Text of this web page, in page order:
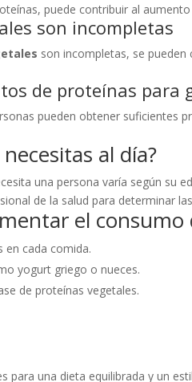
puede contribuir al
son incompletas
son incompletas, se
de proteínas para
pueden obtener suficientes
al día?
una persona varía según su
de la salud para determinar
el
en cada comida.
yogurt griego o nueces.
de proteínas vegetales.
para una dieta equilibrada y un